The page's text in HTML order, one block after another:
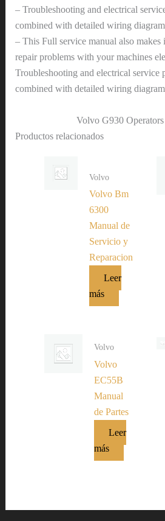
– Troubleshooting and electrical
combined with detailed wiring
– This Full service manual also makes
repair problems with your machines
Troubleshooting and electrical service
combined with detailed wiring
Volvo G930
Productos relacionados
Volvo
Volvo Bm
6300
Manual de
Servicio y
Reparacion
Leer
más
Volvo
Volvo
EC55B
Manual
de Partes
Leer
más